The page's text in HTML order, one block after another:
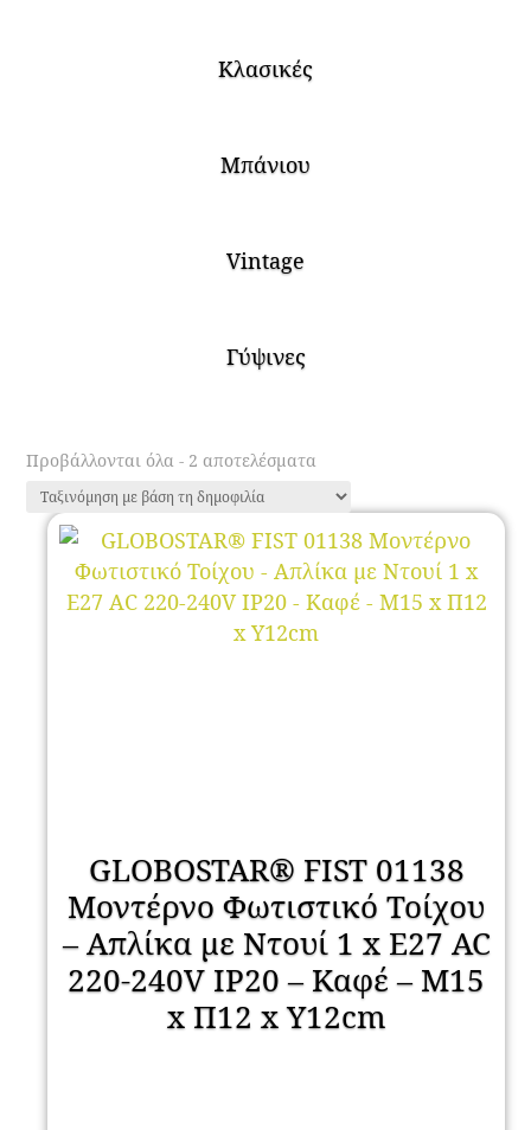
Κλασικές
Μπάνιου
Vintage
Γύψινες
Προβάλλονται όλα - 2 αποτελέσματα
by
GLOBOSTAR® FIST 01138
Μοντέρνο Φωτιστικό Τοίχου
– Απλίκα με Ντουί 1 x E27 AC
220-240V IP20 – Καφέ – Μ15
x Π12 x Υ12cm